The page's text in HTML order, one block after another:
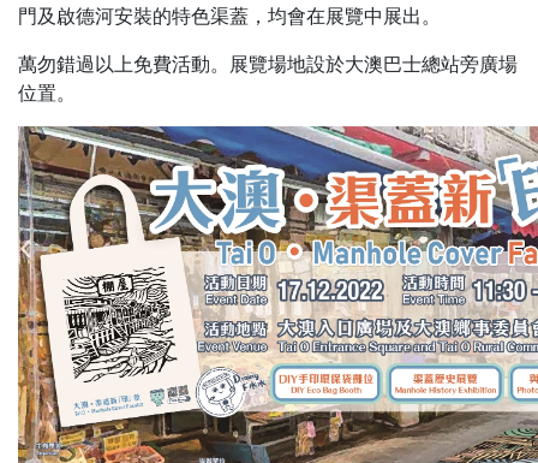
門及啟德河安裝的特色渠蓋，均會在展覽中展出。
萬勿錯過以上免費活動。展覽場地設於大澳巴士總站旁廣場
位置。